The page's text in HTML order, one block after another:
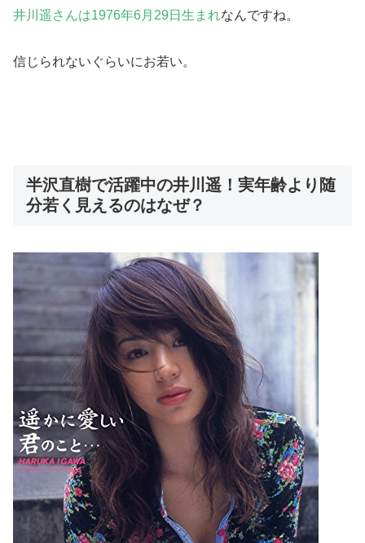
井川遥さんは1976年6月29日生まれなんですね。
信じられないぐらいにお若い。
半沢直樹で活躍中の井川遥！実年齢より随
分若く見えるのはなぜ？